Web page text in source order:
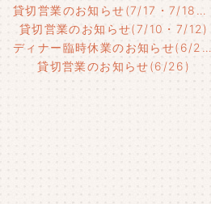
貸切営業のお知らせ(7/17・7/18・7/21)
貸切営業のお知らせ(7/10・7/12)
ディナー臨時休業のお知らせ(6/29)
貸切営業のお知らせ(6/26)